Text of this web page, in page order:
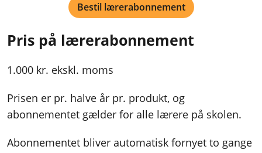
Bestil lærerabonnement
Pris på lærerabonnement
1.000 kr. ekskl. moms
Prisen er pr. halve år pr. produkt, og
abonnementet gælder for alle lærere på skolen.
Abonnementet bliver automatisk fornyet to gange